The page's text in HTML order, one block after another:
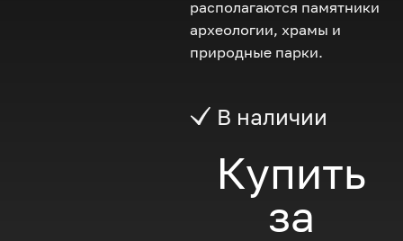
располагаются памятники
археологии, храмы и
природные парки.
В наличии
Купить
за